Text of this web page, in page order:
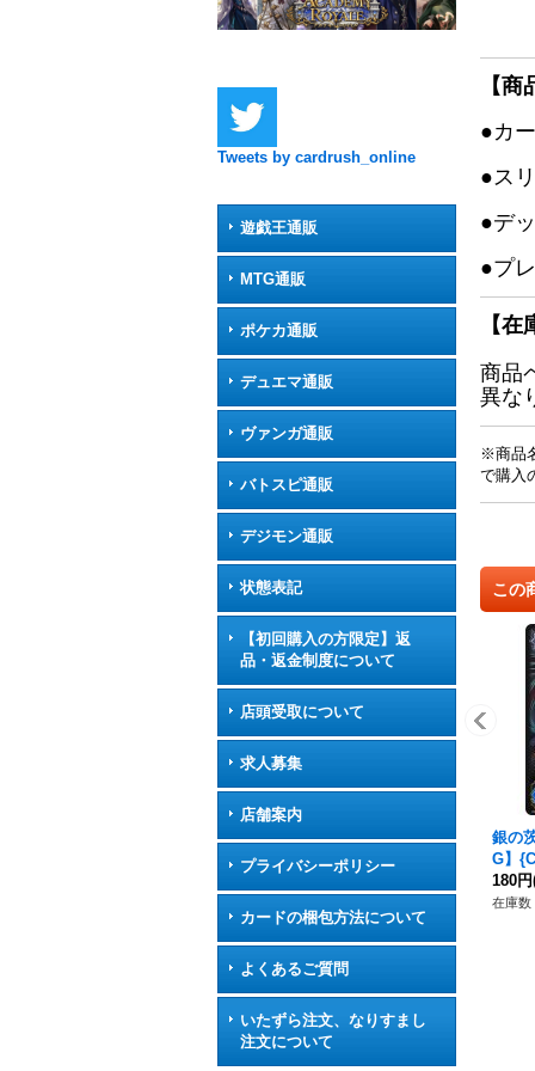
Tweets by cardrush_online
遊戯王通販
MTG通販
ポケカ通販
デュエマ通販
ヴァンガ通販
バトスピ通販
デジモン通販
状態表記
【初回購入の方限定】返
品・返金制度について
店頭受取について
求人募集
店舗案内
プライバシーポリシー
カードの梱包方法について
よくあるご質問
いたずら注文、なりすまし
注文について
【
●カ
●ス
●デ
●プ
【
商品
異な
※商品
で購入
この
銀の
G】
180円
在庫数